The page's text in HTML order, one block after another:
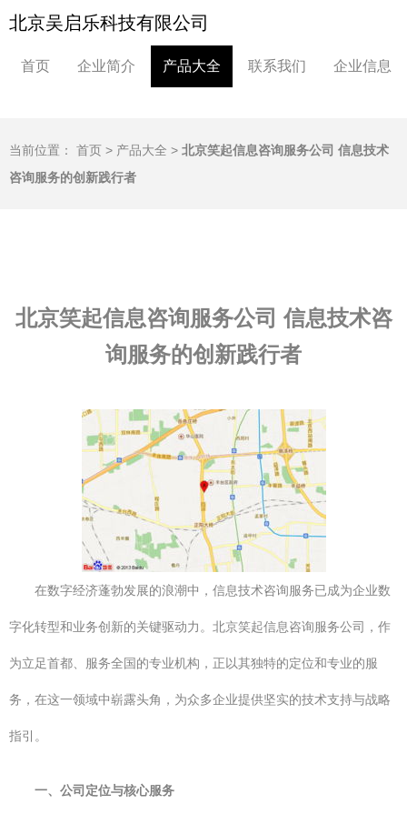
北京吴启乐科技有限公司
首页 企业简介 产品大全 联系我们 企业信息
当前位置： 首页 > 产品大全 > 北京笑起信息咨询服务公司 信息技术
咨询服务的创新践行者
北京笑起信息咨询服务公司 信息技术咨
询服务的创新践行者
在数字经济蓬勃发展的浪潮中，信息技术咨询服务已成为企业数
字化转型和业务创新的关键驱动力。北京笑起信息咨询服务公司，作
为立足首都、服务全国的专业机构，正以其独特的定位和专业的服
务，在这一领域中崭露头角，为众多企业提供坚实的技术支持与战略
指引。
一、公司定位与核心服务